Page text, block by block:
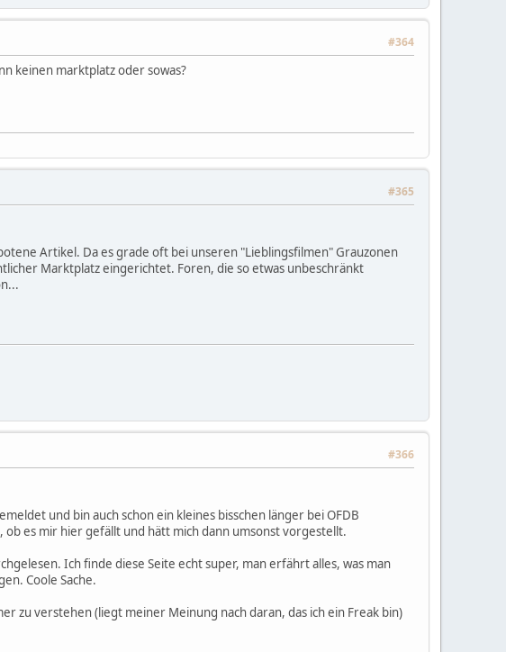
#364
keinen marktplatz oder sowas?
#365
Artikel. Da es grade oft bei unseren "Lieblingsfilmen" Grauzonen
Marktplatz eingerichtet. Foren, die so etwas unbeschränkt
#366
und bin auch schon ein kleines bisschen länger bei OFDB
es mir hier gefällt und hätt mich dann umsonst vorgestellt.
Ich finde diese Seite echt super, man erfährt alles, was man
Coole Sache.
zu verstehen (liegt meiner Meinung nach daran, das ich ein Freak bin)